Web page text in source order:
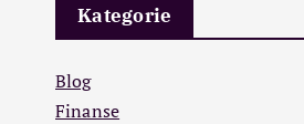
Kategorie
Blog
Finanse